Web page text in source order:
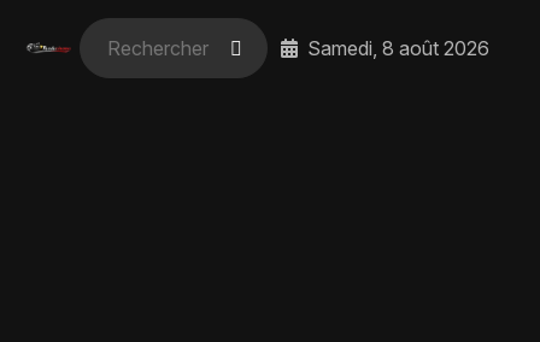
Samedi, 8 août 2026